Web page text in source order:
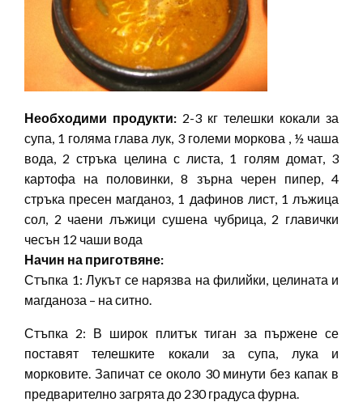
Необходими продукти: 2-3 кг телешки кокали за
супа, 1 голяма глава лук, 3 големи моркова , ½ чаша
вода, 2 стръка целина с листа, 1 голям домат, 3
картофа на половинки, 8 зърна черен пипер, 4
стръка пресен магданоз, 1 дафинов лист, 1 лъжица
сол, 2 чаени лъжици сушена чубрица, 2 главички
чесън 12 чаши вода
Начин на приготвяне:
Стъпка 1: Лукът се нарязва на филийки, целината и
магданоза – на ситно.
Стъпка 2: В широк плитък тиган за пържене се
поставят телешките кокали за супа, лука и
морковите. Запичат се около 30 минути без капак в
предварително загрята до 230 градуса фурна.